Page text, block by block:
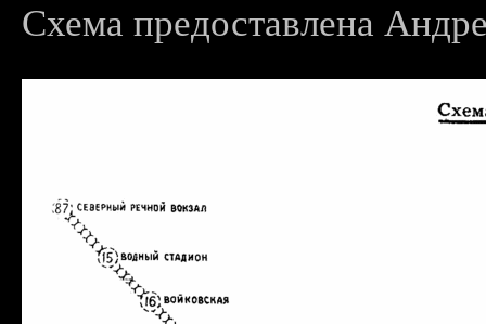
Схема предоставлена